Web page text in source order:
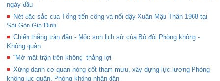
ngày đầu
Nét đặc sắc của Tổng tiến công và nổi dậy Xuân Mậu Thân 1968 tại
Sài Gòn-Gia Định
Chiến thắng trận đầu - Mốc son lịch sử của Bộ đội Phòng không -
Không quân
“Mở mặt trận trên không” thắng lợi
Xứng danh cơ quan nòng cốt tham mưu, xây dựng lực lượng Phòng
không lục quân, Phòng không nhân dân